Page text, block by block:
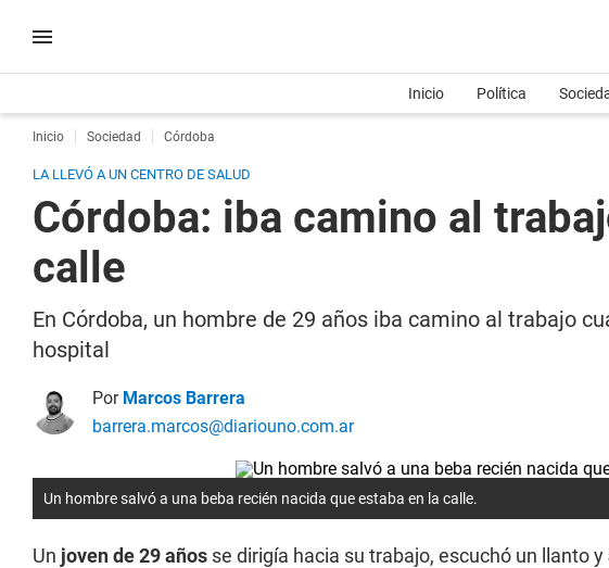
Inicio Política
Inicio Sociedad Córdoba
LA LLEVÓ A UN CENTRO DE SALUD
Córdoba: iba camino al
calle
En Córdoba, un hombre de 29 años iba camino al trabajo
hospital
Por Marcos Barrera
barrera.marcos@diariouno.com.ar
Un hombre salvó a una beba recién nacida que estaba en la calle.
Un joven de 29 años se dirigía hacia su trabajo, escuchó un llanto y